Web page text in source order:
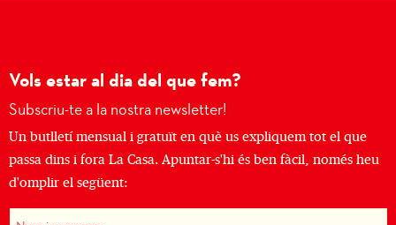
Vols estar al dia del que fem?
Subscriu-te a la nostra newsletter!
Un butlletí mensual i gratuït en què us expliquem tot el que
passa dins i fora La Casa. Apuntar-s'hi és ben fàcil, només heu
d'omplir el següent: